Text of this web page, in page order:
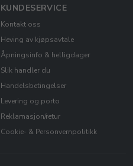
KUNDESERVICE
Kontakt oss
Heving av kjøpsavtale
Åpningsinfo & helligdager
Slik handler du
Handelsbetingelser
Levering og porto
Reklamasjon/retur
Cookie- & Personvernpolitikk